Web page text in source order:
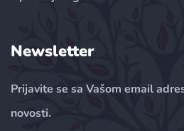
Newsletter
Prijavite se sa Vašom email
novosti.